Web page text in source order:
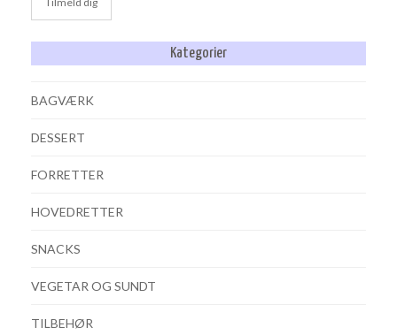
Kategorier
BAGVÆRK
DESSERT
FORRETTER
HOVEDRETTER
SNACKS
VEGETAR OG SUNDT
TILBEHØR